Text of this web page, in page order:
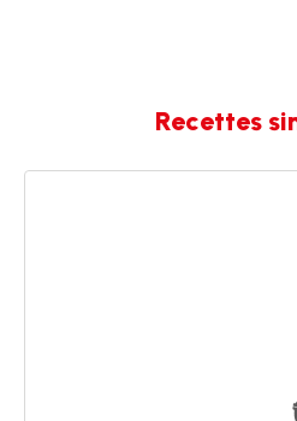
Recettes